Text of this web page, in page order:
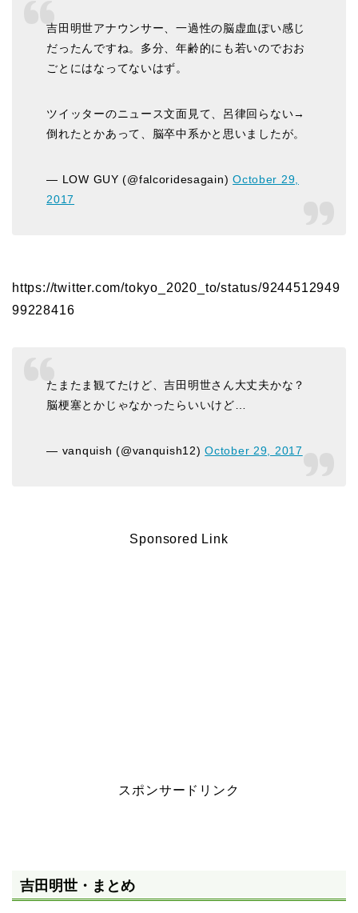
吉田明世アナウンサー、一過性の脳虚血ぽい感じ
だったんですね。多分、年齢的にも若いのでおお
ごとにはなってないはず。
ツイッターのニュース文面見て、呂律回らない→
倒れたとかあって、脳卒中系かと思いましたが。
— LOW GUY (@falcoridesagain)October 29,
2017
https://twitter.com/tokyo_2020_to/status/9244512949
99228416
たまたま観てたけど、吉田明世さん大丈夫かな？
脳梗塞とかじゃなかったらいいけど…
— vanquish (@vanquish12)October 29, 2017
Sponsored Link
スポンサードリンク
吉田明世・まとめ